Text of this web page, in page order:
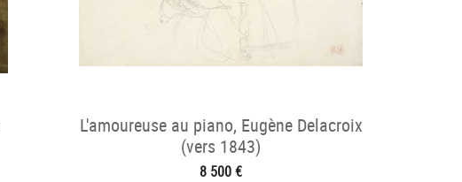
L'amoureuse au piano, Eugène Delacroix
(vers 1843)
8 500 €